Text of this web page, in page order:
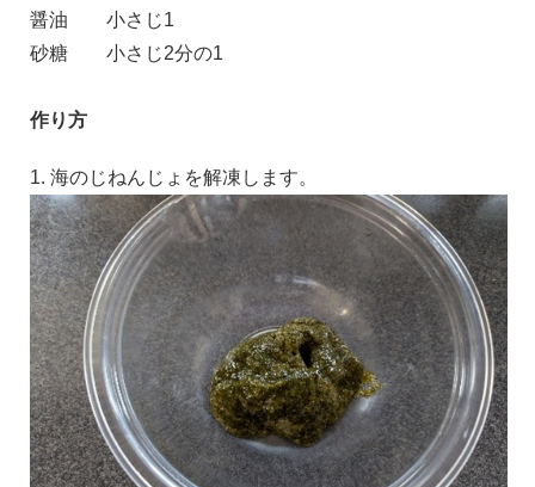
醤油
小さじ1
砂糖
小さじ2分の1
作り方
1. 海のじねんじょを解凍します。